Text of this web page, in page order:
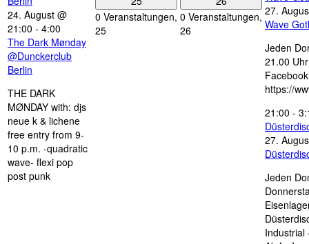
24. August @
21:00 - 4:00
The Dark Mønday
@Dunckerclub
Berlin
THE DARK
MØNDAY with: djs
neue k & lichene
free entry from 9-
10 p.m. -quadratic
wave- flexi pop
post punk
0 Veranstaltungen,
25
0 Veranstaltungen,
26
27.
Wave
Jeden
21.00
https://
21:00 -
27.
Jeden
Industrial